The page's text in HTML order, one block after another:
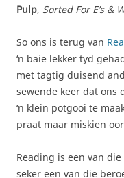
Pulp, Sorted For E’s &
So ons is terug van
‘n baie lekker tyd
met tagtig duisend
sewende keer dat ons
‘n klein potgooi te
praat maar miskien
Reading is een van
seker een van die